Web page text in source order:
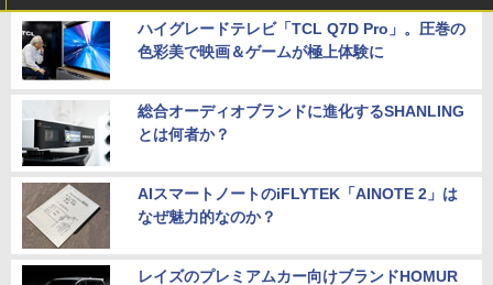
ハイグレードテレビ「TCL Q7D Pro」。圧巻の
色彩美で映画＆ゲームが極上体験に
総合オーディオブランドに進化するSHANLING
とは何者か？
AIスマートノートのiFLYTEK「AINOTE 2」は
なぜ魅力的なのか？
レイズのプレミアムカー向けブランドHOMUR